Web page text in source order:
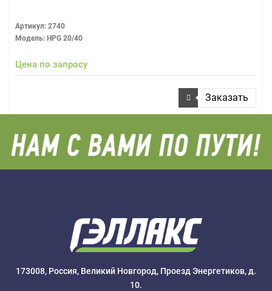
Артикул: 2740
Модель: HPG 20/40
Цена по запросу
Заказать
173008, Россия, Великий Новгород, Проезд Энергетиков, д.
10.